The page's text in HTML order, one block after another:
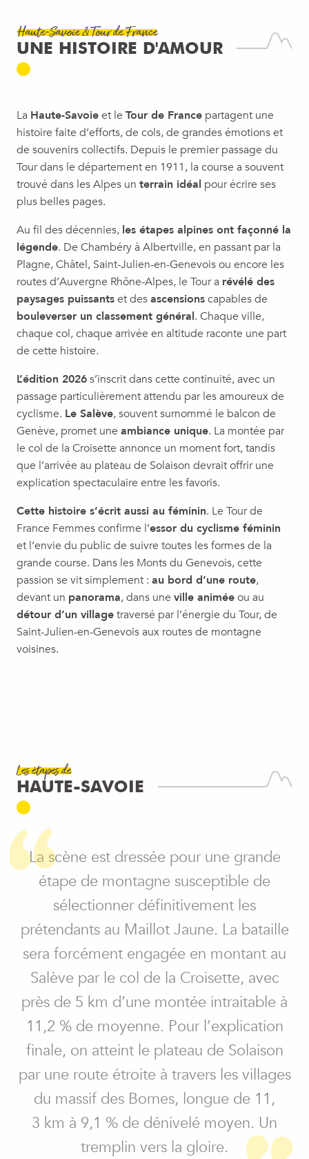
Haute-Savoie & Tour de France
UNE HISTOIRE D'AMOUR
La Haute-Savoieet le Tour de France partagent une
histoire faite d’efforts, de cols, de grandes émotions et
de souvenirs collectifs. Depuis le premier passage du
Tour dans le département en 1911, la course a souvent
trouvé dans les Alpes un terrain idéal pour écrire ses
plus belles pages.
Au fil des décennies, les étapes alpines ont façonné la
légende. De Chambéry à Albertville, en passant par la
Plagne, Châtel, Saint-Julien-en-Genevois ou encore les
routes d’Auvergne Rhône-Alpes, le Tour a révélé des
paysages puissantset desascensionscapables de
bouleverser un classement général. Chaque ville,
chaque col, chaque arrivée en altitude raconte une part
de cette histoire.
L’édition 2026s’inscrit dans cette continuité, avec un
passage particulièrement attendu par les amoureux de
cyclisme. Le Salève, souvent surnommé le balcon de
Genève, promet une ambiance unique. La montée par
le col de la Croisette annonce un moment fort, tandis
que l’arrivée au plateau de Solaison devrait offrir une
explication spectaculaire entre les favoris.
Cette histoire s’écrit aussi au féminin. Le Tour de
France Femmes confirme l’essor du cyclisme féminin
et l’envie du public de suivre toutes les formes de la
grande course. Dans les Monts du Genevois, cette
passion se vit simplement : au bord d’une route,
devant un panorama, dans une ville animéeou au
détour d’un villagetraversé par l’énergie du Tour, de
Saint-Julien-en-Genevois aux routes de montagne
voisines.
Les étapes de
HAUTE-SAVOIE
La scène est dressée pour une grande
étape de montagne susceptible de
sélectionner définitivement les
prétendants au Maillot Jaune. La bataille
sera forcément engagée en montant au
Salève par le col de la Croisette, avec
près de 5 km d’une montée intraitable à
11,2 % de moyenne. Pour l’explication
finale, on atteint le plateau de Solaison
par une route étroite à travers les villages
du massif des Bornes, longue de 11,
3 km à 9,1 % de dénivelé moyen. Un
tremplin vers la gloire.